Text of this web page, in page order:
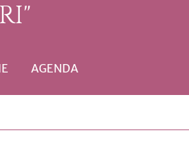
AGENDA